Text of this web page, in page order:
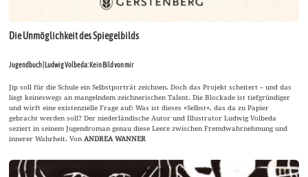
Die Unmöglichkeit des Spiegelbilds
Jugendbuch | Ludwig Volbeda: Kein Bild von mir
Jip soll für die Schule ein Selbstporträt zeichnen. Doch das Projekt scheitert – und das
liegt keineswegs an mangelndem zeichnerischen Talent. Die Blockade ist tiefgründiger
und wirft eine existenzielle Frage auf: Was ist dieses »Selbst«, das da zu Papier
gebracht werden soll? Der niederländische Autor und Illustrator Ludwig Volbeda
seziert in seinem Jugendroman genau diese Leere zwischen Fremdwahrnehmung und
innerer Wahrheit. Von ANDREA WANNER